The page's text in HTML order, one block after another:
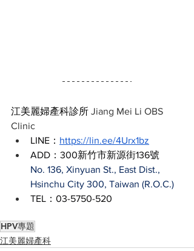
江美麗婦產科診所 Jiang Mei Li OBS
Clinic
LINE： https://lin.ee/4Urx1bz
ADD：​300新竹市新源街136號
No. 136, Xinyuan St., East Dist.,
Hsinchu City 300, Taiwan (R.O.C.)
TEL：03-5750-520
HPV專題
江美麗婦產科